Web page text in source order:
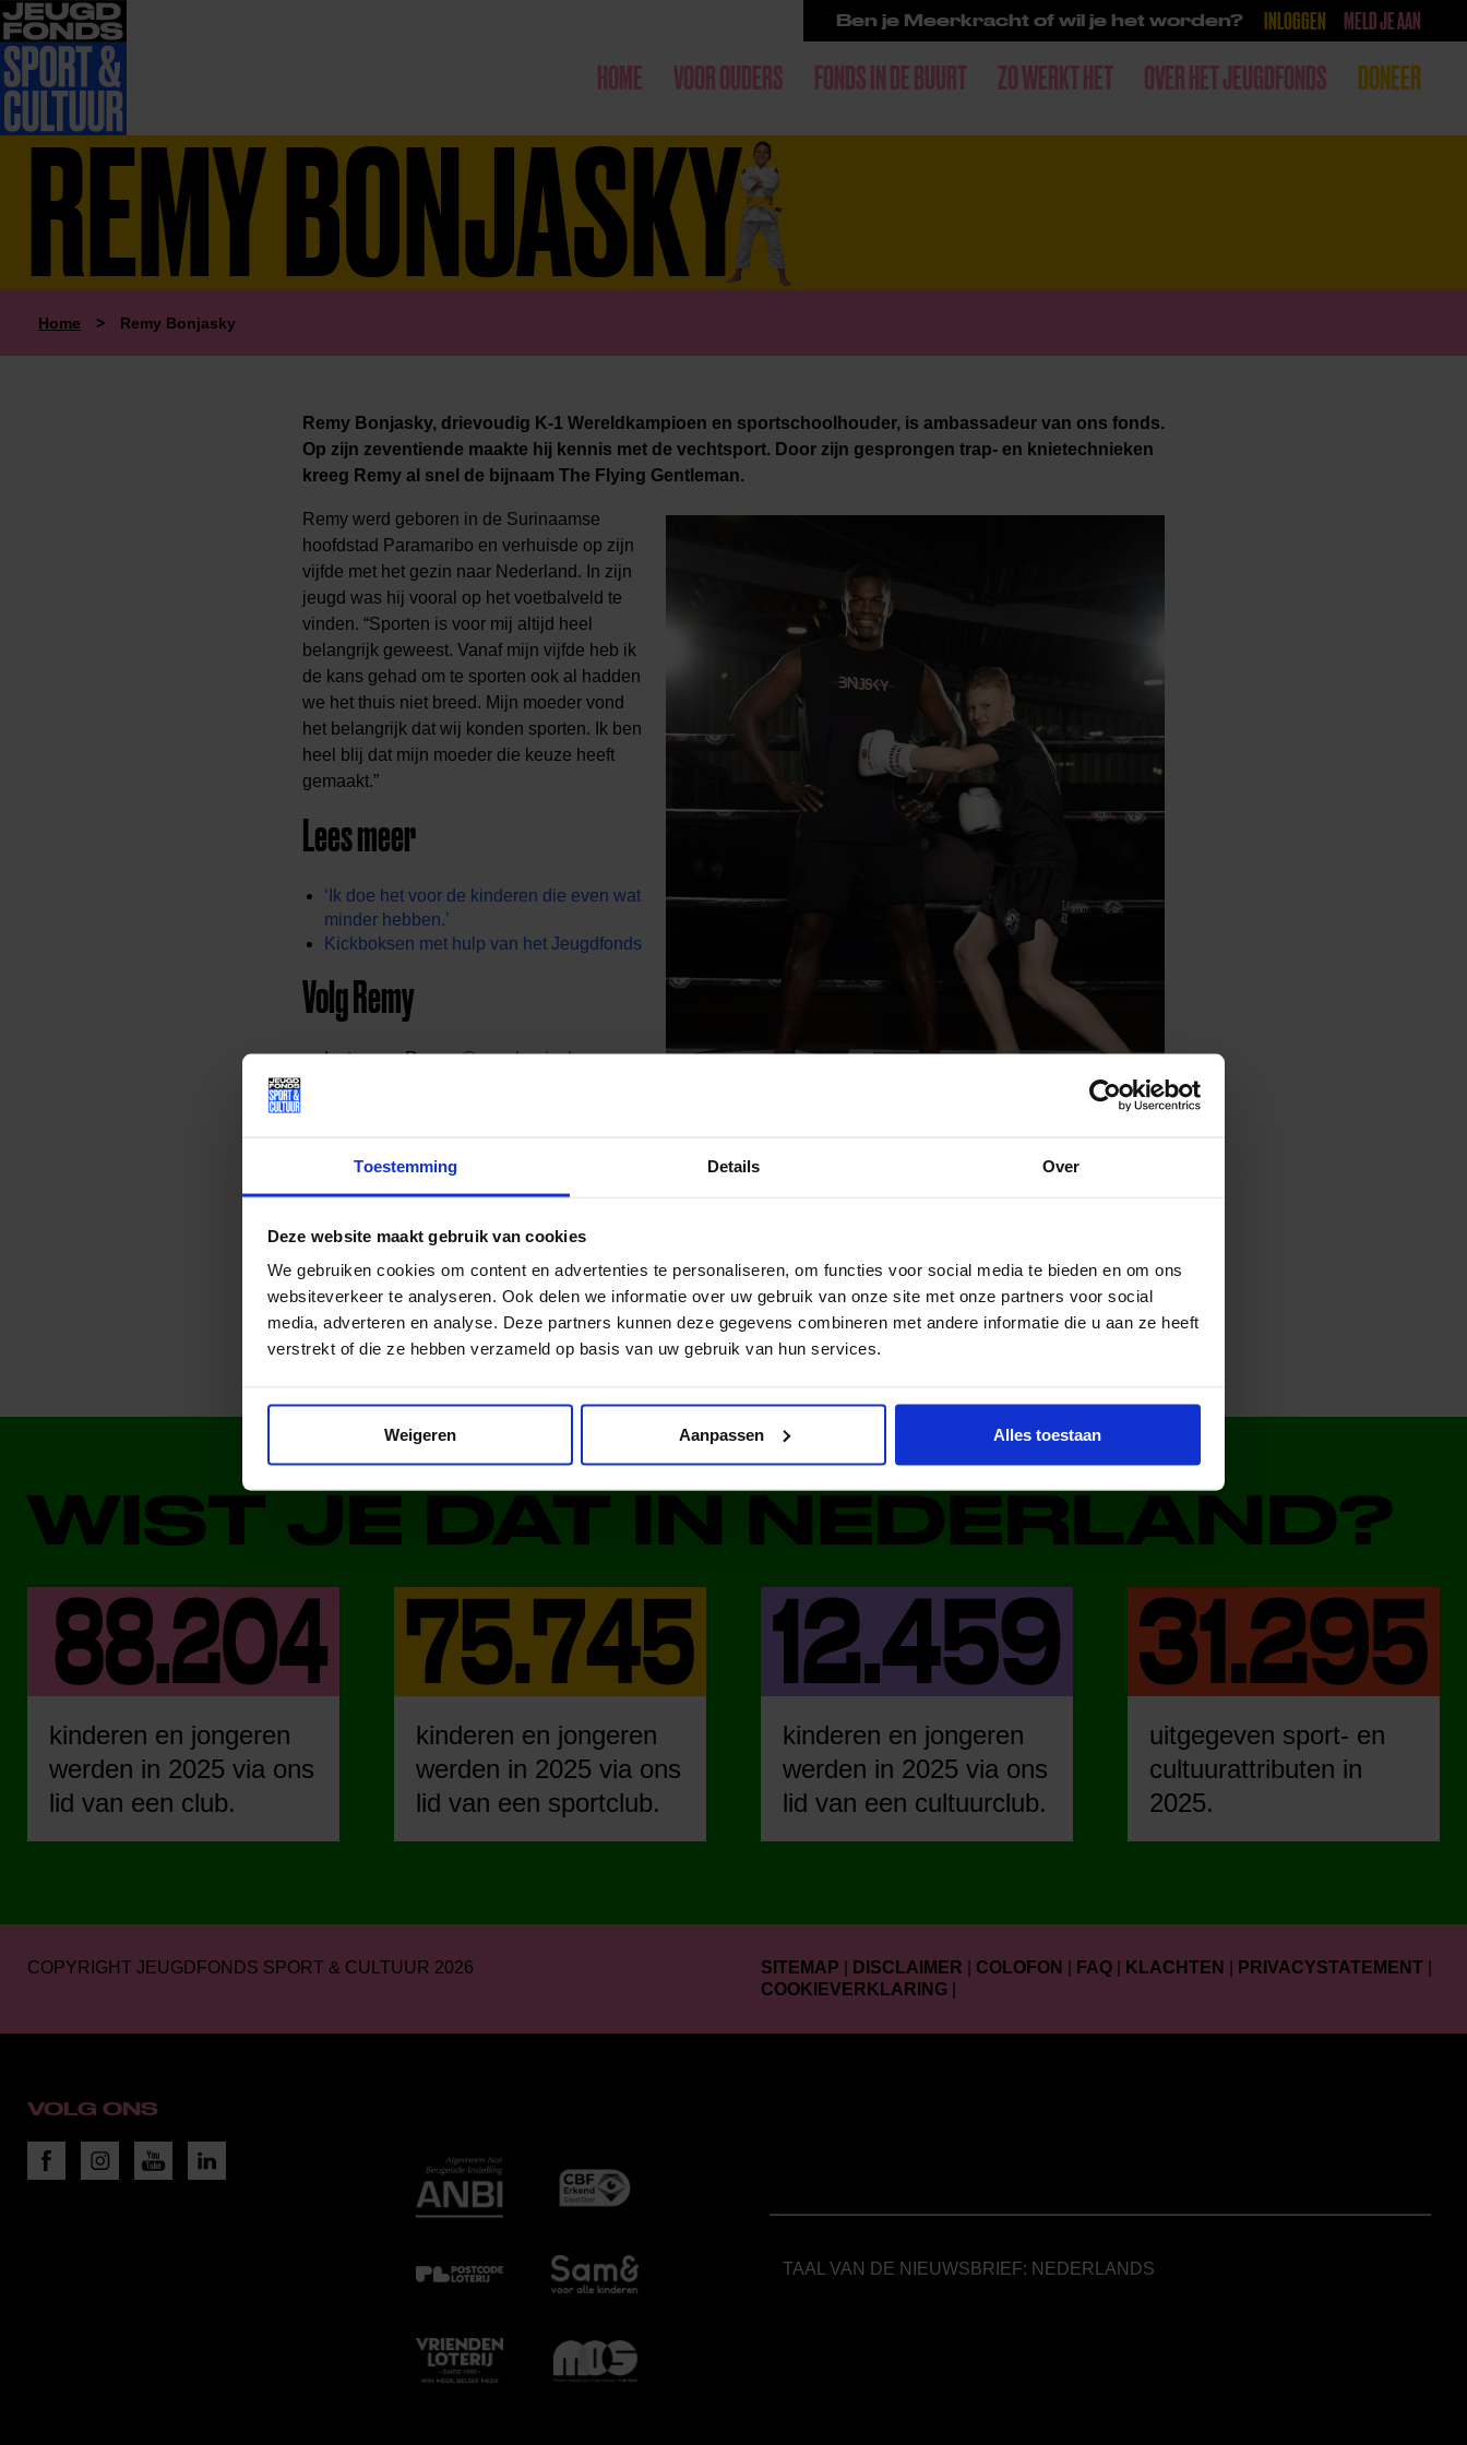
Toestemming Details Over
Deze website maakt gebruik van cookies
We gebruiken cookies om content en advertenties te personaliseren, om functies voor social media te bieden en om ons
websiteverkeer te analyseren. Ook delen we informatie over uw gebruik van onze site met onze partners voor social
media, adverteren en analyse. Deze partners kunnen deze gegevens combineren met andere informatie die u aan ze heeft
verstrekt of die ze hebben verzameld op basis van uw gebruik van hun services.
Weigeren Aanpassen Alles toestaan
Ben je Meerkracht of wil je het worden? INLOGGEN MELD JE AAN
HOME VOOR OUDERS FONDS IN DE BUURT ZO WERKT HET OVER HET JEUGDFONDS DONEER
REMY BONJASKY
Home > Remy Bonjasky
Remy Bonjasky, drievoudig K-1 Wereldkampioen en sportschoolhouder, is ambassadeur van ons fonds.
Op zijn zeventiende maakte hij kennis met de vechtsport. Door zijn gesprongen trap- en knietechnieken
kreeg Remy al snel de bijnaam The Flying Gentleman.
Remy werd geboren in de Surinaamse
hoofdstad Paramaribo en verhuisde op zijn
vijfde met het gezin naar Nederland. In zijn
jeugd was hij vooral op het voetbalveld te
vinden. “Sporten is voor mij altijd heel
belangrijk geweest. Vanaf mijn vijfde heb ik
de kans gehad om te sporten ook al hadden
we het thuis niet breed. Mijn moeder vond
het belangrijk dat wij konden sporten. Ik ben
heel blij dat mijn moeder die keuze heeft
gemaakt.”
Lees meer
‘Ik doe het voor de kinderen die even wat
minder hebben.’
Kickboksen met hulp van het Jeugdfonds
Volg Remy
Instagram Remy:@remybonjasky
Deel dit bericht op social media!
WIST JE DAT IN NEDERLAND?
kinderen en jongeren
werden in 2025 via ons
lid van een club.
kinderen en jongeren
werden in 2025 via ons
lid van een sportclub.
kinderen en jongeren
werden in 2025 via ons
lid van een cultuurclub.
uitgegeven sport- en
cultuurattributen in
2025.
COPYRIGHT JEUGDFONDS SPORT & CULTUUR 2026 SITEMAP DISCLAIMER COLOFON FAQ KLACHTEN PRIVACYSTATEMENT
COOKIEVERKLARING
VOLG ONS
TAAL VAN DE NIEUWSBRIEF: NEDERLANDS